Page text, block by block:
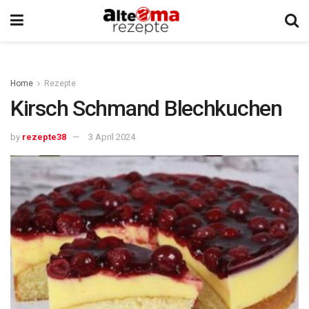
Home Rezepte
Kirsch Schmand Blechkuchen
by rezepte38 3 April 2024